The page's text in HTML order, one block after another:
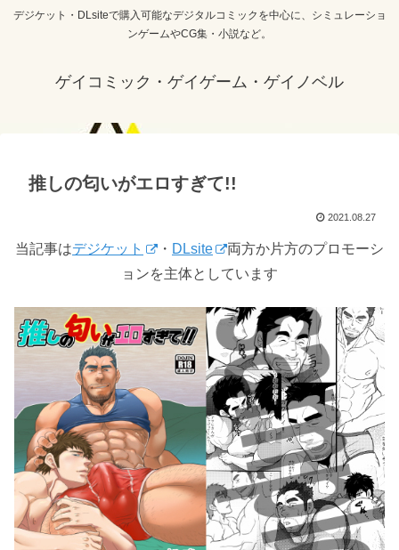
デジケット・DLsiteで購入可能なデジタルコミックを中心に、シミュレーショ
ンゲームやCG集・小説など。
ゲイコミック・ゲイゲーム・ゲイノベル
推しの匂いがエロすぎて!!
2021.08.27
当記事はデジケット ・ DLsite
両方か片方のプロモーシ
ョンを主体としています